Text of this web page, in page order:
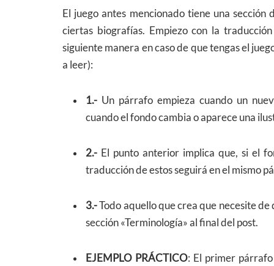
El juego antes mencionado tiene una
ciertas biografías. Empiezo con la
siguiente manera en caso de que tengas el
a leer):
1.- Un párrafo empieza cuando un
cuando el fondo cambia o aparece una
2.- El punto anterior implica que, si el
traducción de estos seguirá en el mismo
3.-Todo aquello que crea que necesite
sección «Terminología» al final del post.
EJEMPLO PRÁCTICO: El primer